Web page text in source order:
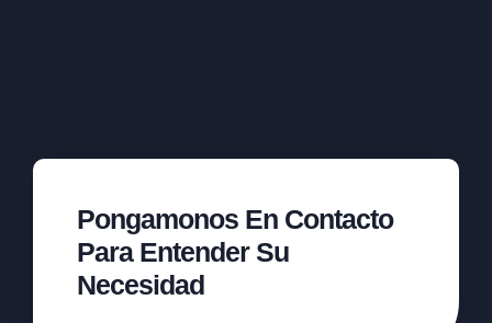
Pongamonos En Contacto
Para Entender Su
Necesidad